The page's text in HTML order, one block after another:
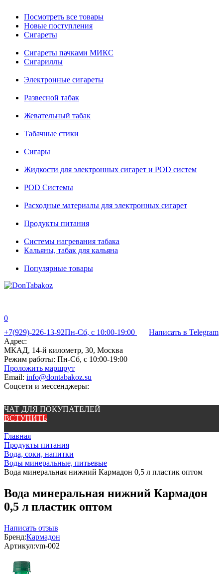
Посмотреть все товары
Новые поступления
Сигареты
Сигареты пачками МИКС
Сигариллы
Электронные сигареты
Развесной табак
Жевательный табак
Табачные стики
Сигары
Жидкости для электронных сигарет и POD систем
POD Системы
Расходные материалы для электронных сигарет
Продукты питания
Системы нагревания табака
Кальяны, табак для кальяна
Популярные товары
0
+7(929)-226-13-92Пн-Сб, с 10:00-19:00
Написать в Telegram
Адрес:
МКАД, 14-й километр, 30, Москва
Режим работы: Пн-Сб, с 10:00-19:00
Проложить маршрут
Email: info@dontabakoz.su
Соцсети и мессенджеры:
ЧАТ ДЛЯ ПОКУПАТЕЛЕЙ
ВСТУПИТЬ
Главная
Продукты питания
Вода, соки, напитки
Воды минеральные, питьевые
Вода минеральная нижний Кармадон 0,5 л пластик оптом
Вода минеральная нижний Кармадон
0,5 л пластик оптом
Написать отзыв
Бренд:Кармадон
Артикул:vm-002